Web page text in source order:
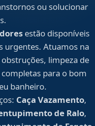
ou solucionar
estão disponíveis
urgentes. Atuamos na
limpeza de
para o bom
banheiro.
Caça Vazamento,
de Ralo,